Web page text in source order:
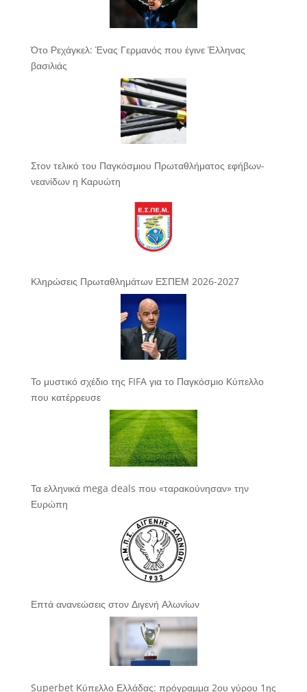
Ότο Ρεχάγκελ: Ένας Γερμανός που έγινε Έλληνας
βασιλιάς
Στον τελικό του Παγκόσμιου Πρωταθλήματος εφήβων-
νεανίδων η Καρυώτη
Κληρώσεις Πρωταθλημάτων ΕΣΠΕΜ 2026-2027
Το μυστικό σχέδιο της FIFA για το Παγκόσμιο Κύπελλο
που κατέρρευσε
Τα ελληνικά mega deals που «ταρακούνησαν» την
Ευρώπη
Επτά ανανεώσεις στον Διγενή Αλωνίων
Superbet Κύπελλο Ελλάδας: πρόγραμμα 2ου γύρου 1ης